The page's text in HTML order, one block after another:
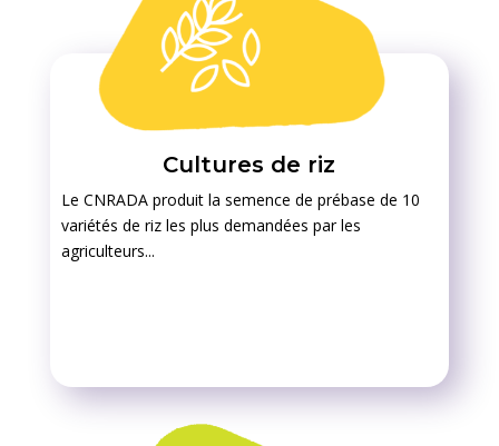
Cultures de riz
Le CNRADA produit la semence de prébase de 10
variétés de riz les plus demandées par les
agriculteurs...